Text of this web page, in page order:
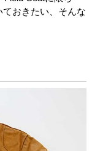
おきたい、そんな